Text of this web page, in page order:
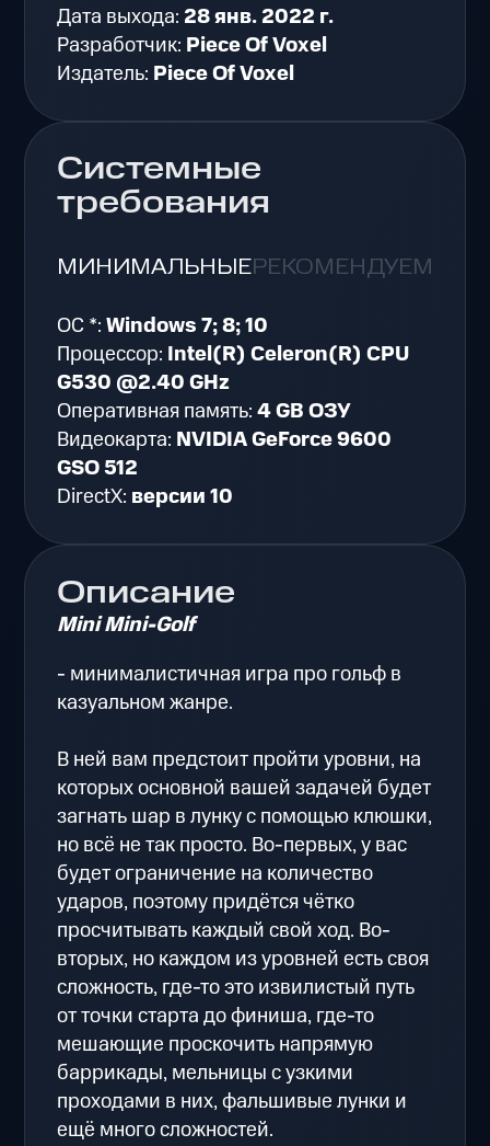
Описание
Mini Mini-Golf
- минималистичная игра про гольф в
казуальном жанре.
В ней вам предстоит пройти уровни, на
которых основной вашей задачей будет
загнать шар в лунку с помощью клюшки,
но всё не так просто. Во-первых, у вас
будет ограничение на количество
ударов, поэтому придётся чётко
просчитывать каждый свой ход. Во-
вторых, но каждом из уровней есть своя
сложность, где-то это извилистый путь
от точки старта до финиша, где-то
мешающие проскочить напрямую
баррикады, мельницы с узкими
проходами в них, фальшивые лунки и
ещё много сложностей.
Дата выхода: 28 янв. 2022 г.
Разработчик: Piece Of Voxel
Издатель: Piece Of Voxel
Системные
требования
МИНИМАЛЬНЫЕРЕКОМЕНДУЕМЫЕ
ОС *:Windows 7; 8; 10
Процессор: Intel(R) Celeron(R) CPU
G530 @2.40 GHz
Оперативная память:4 GB ОЗУ
Видеокарта: NVIDIA GeForce 9600
GSO 512
DirectX: версии 10